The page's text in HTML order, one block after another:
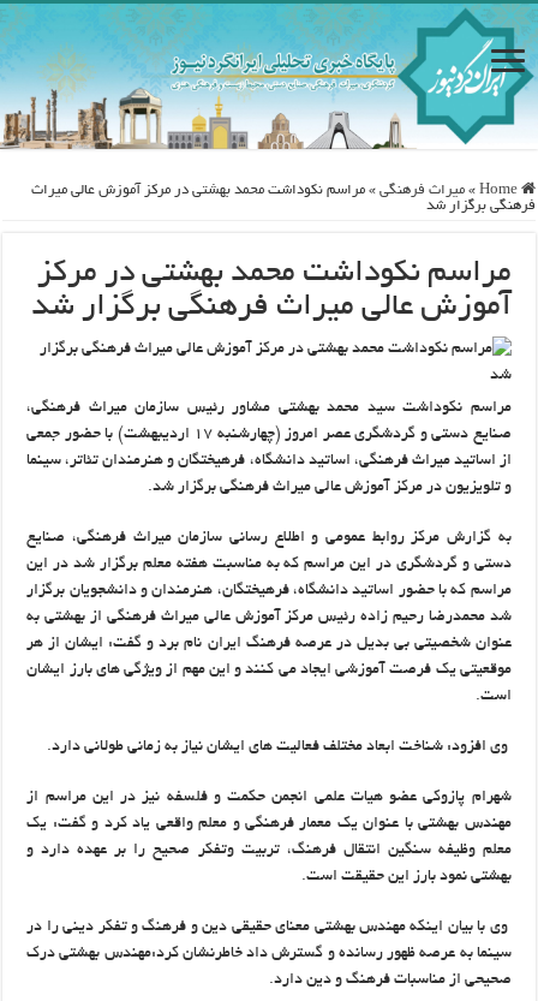
Home
» ميراث فرهنگی » مراسم نکوداشت محمد بهشتی در مرکز آموزش عالی میراث
فرهنگی برگزار شد
مراسم نکوداشت محمد بهشتی در مرکز
آموزش عالی میراث فرهنگی برگزار شد
مراسم نکوداشت سید محمد بهشتی مشاور رئیس سازمان میراث فرهنگی،
صنایع دستی و گردشگری عصر امروز (چهارشنبه ۱۷ اردیبهشت) با حضور جمعی
از اساتید میراث فرهنگی، اساتید دانشگاه، فرهیختگان و هنرمندان تئاتر، سینما
و تلویزیون در مرکز آموزش عالی میراث فرهنگی برگزار شد.
به گزارش مرکز روابط عمومی و اطلاع رسانی سازمان میراث فرهنگی، صنایع
دستی و گردشگری در این مراسم که به مناسبت هفته معلم برگزار شد در این
مراسم که با حضور اساتید دانشگاه، فرهیختگان، هنرمندان و دانشجویان برگزار
شد محمدرضا رحیم زاده رئیس مرکز آموزش عالی میراث فرهنگی از بهشتی به
عنوان شخصیتی بی بدیل در عرصه فرهنگ ایران نام برد و گفت: ایشان از هر
موقعیتی یک فرصت آموزشی ایجاد می کنند و این مهم از ویژگی های بارز ایشان
است.
وی افزود: شناخت ابعاد مختلف فعالیت های ایشان نیاز به زمانی طولانی دارد.
شهرام پازوکی عضو هیات علمی انجمن حکمت و فلسفه نیز در این مراسم از
مهندس بهشتی با عنوان یک معمار فرهنگی و معلم واقعی یاد کرد و گفت: یک
معلم وظیفه سنگین انتقال فرهنگ، تربیت وتفکر صحیح را بر عهده دارد و
بهشتی نمود بارز این حقیقت است.
وی با بیان اینکه مهندس بهشتی معنای حقیقی دین و فرهنگ و تفکر دینی را در
سینما به عرصه ظهور رسانده و گسترش داد خاطرنشان کرد:مهندس بهشتی درک
صحیحی از مناسبات فرهنگ و دین دارد.